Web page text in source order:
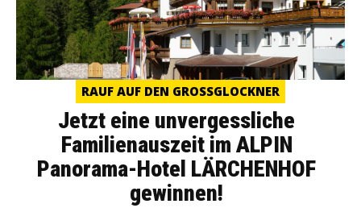
RAUF AUF DEN GROSSGLOCKNER
Jetzt eine unvergessliche
Familienauszeit im ALPIN
Panorama-Hotel LÄRCHENHOF
gewinnen!